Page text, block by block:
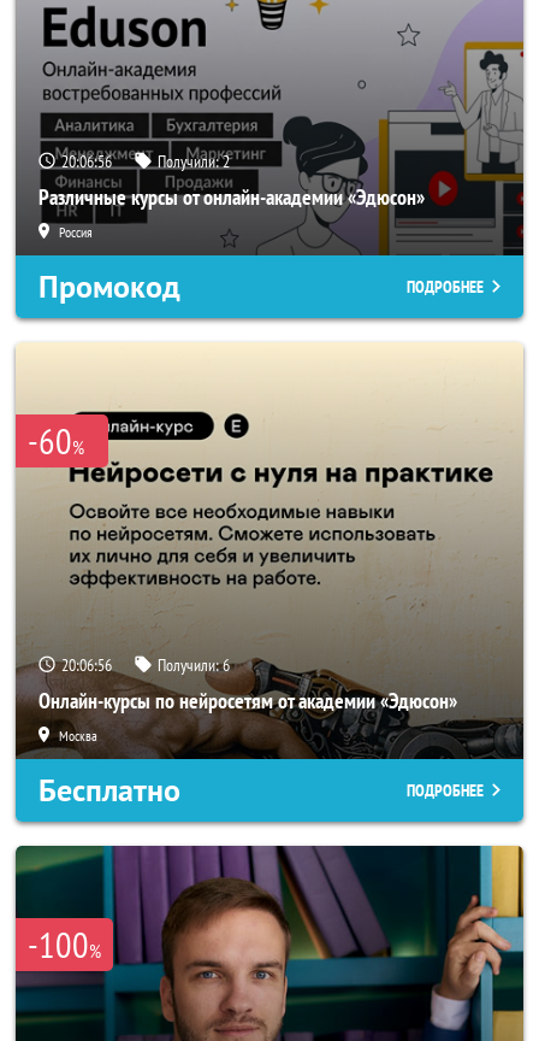
20:06:55 Получили:2
Различные курсы от онлайн-академии «Эдюсон»
Россия
Промокод ПОДРОБНЕЕ
-60%
20:06:55 Получили:6
Онлайн-курсы по нейросетям от академии «Эдюсон»
Москва
Бесплатно ПОДРОБНЕЕ
-100%